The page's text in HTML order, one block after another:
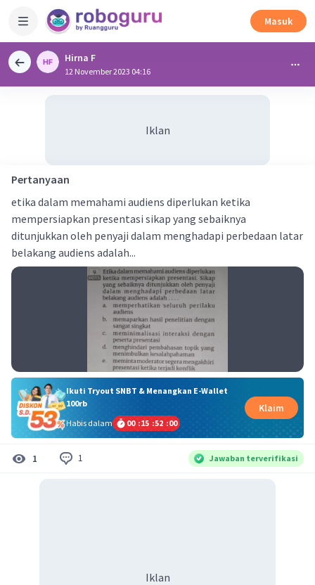
Masuk
Hirna F
12 November 2023 04:16
Iklan
Pertanyaan
etika dalam memahami audiens diperlukan ketika
mempersiapkan presentasi sikap yang sebaiknya
ditunjukkan oleh penyaji dalam menghadapi perbedaan latar
belakang audiens adalah...
Ikuti Tryout SNBT & Menangkan E-Wallet
100rb
Habis dalam
00 :15 :51 :59
Klaim
1 1 Jawaban terverifikasi
Iklan